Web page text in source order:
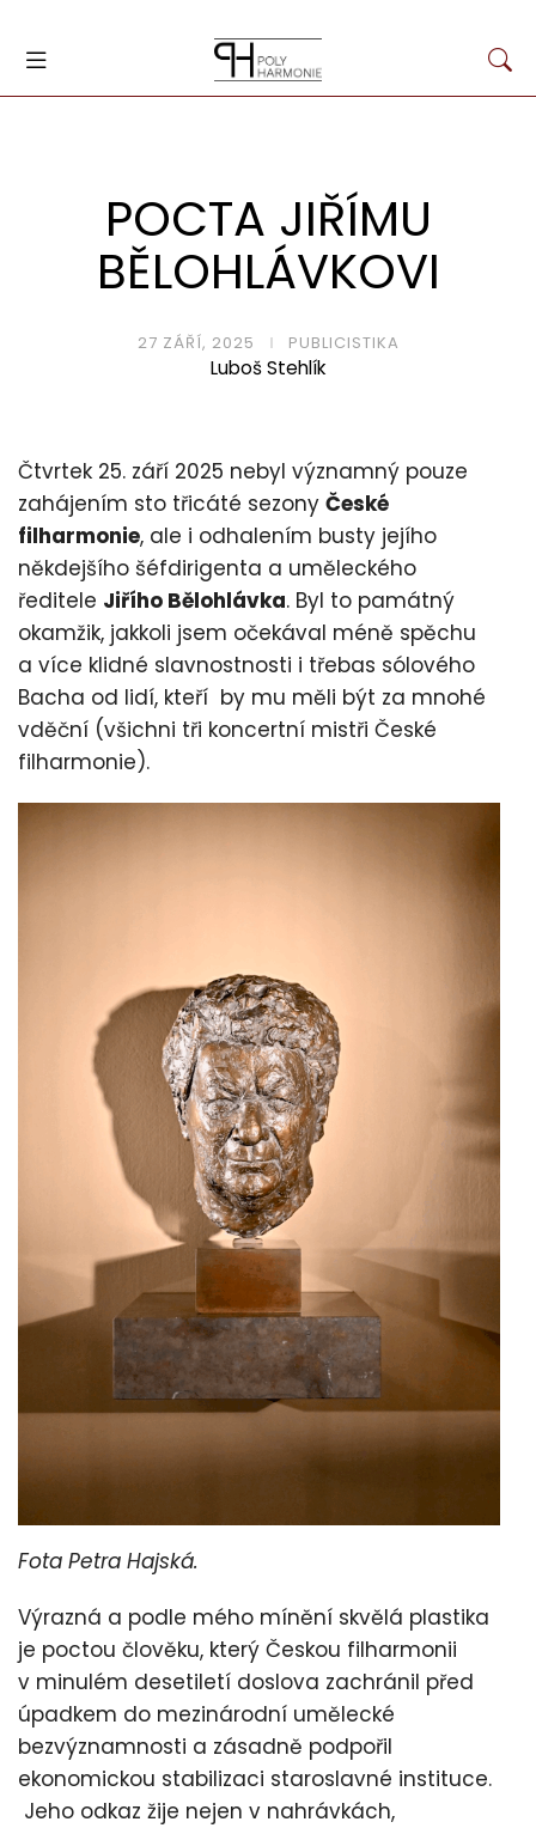
POCTA JIŘÍMU
BĚLOHLÁVKOVI
27 ZÁŘÍ, 2025 PUBLICISTIKA
Luboš Stehlík
Čtvrtek 25. září 2025 nebyl významný pouze
zahájením sto třicáté sezony České
filharmonie, ale i odhalením busty jejího
někdejšího šéfdirigenta a uměleckého
ředitele Jiřího Bělohlávka. Byl to památný
okamžik, jakkoli jsem očekával méně spěchu
a více klidné slavnostnosti i třebas sólového
Bacha od lidí, kteří by mu měli být za mnohé
vděční (všichni tři koncertní mistři České
filharmonie).
Fota Petra Hajská.
Výrazná a podle mého mínění skvělá plastika
je poctou člověku, který Českou filharmonii
v minulém desetiletí doslova zachránil před
úpadkem do mezinárodní umělecké
bezvýznamnosti a zásadně podpořil
ekonomickou stabilizaci staroslavné instituce.
Jeho odkaz žije nejen v nahrávkách,